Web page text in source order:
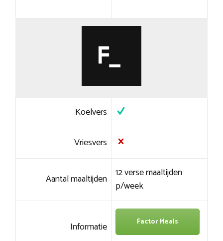
Koelvers
Vriesvers
Aantal maaltijden 12 verse maaltijden
p/week
Informatie Factor Meals